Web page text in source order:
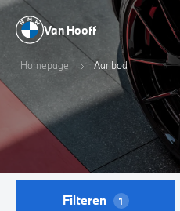
Van Hooff
Homepage Aanbod
Filteren 1